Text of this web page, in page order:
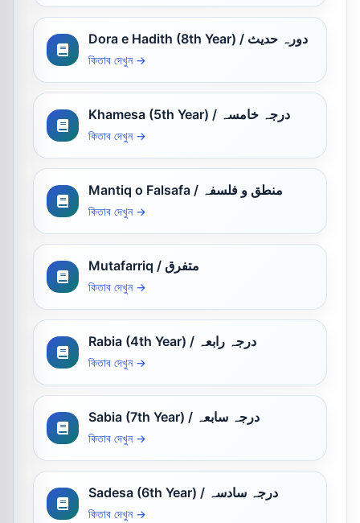
Dora e Hadith (8th Year) / دورہ حدیث
কিতাব দেখুন →
Khamesa (5th Year) / درجہ خامسہ
কিতাব দেখুন →
Mantiq o Falsafa / منطق و فلسفہ
কিতাব দেখুন →
Mutafarriq / متفرق
কিতাব দেখুন →
Rabia (4th Year) / درجہ رابعہ
কিতাব দেখুন →
Sabia (7th Year) / درجہ سابعہ
কিতাব দেখুন →
Sadesa (6th Year) / درجہ سادسہ
কিতাব দেখুন →